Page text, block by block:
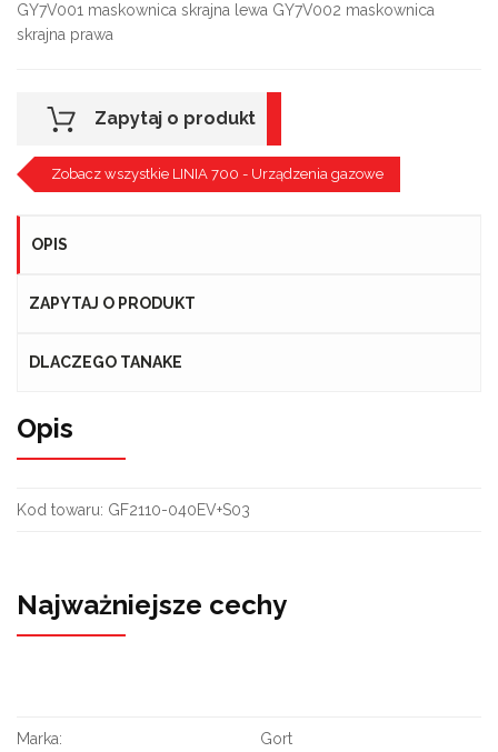
GY7V001 maskownica skrajna lewa GY7V002 maskownica
skrajna prawa
Zapytaj o produkt
Zobacz wszystkie LINIA 700 - Urządzenia gazowe
OPIS
ZAPYTAJ O PRODUKT
DLACZEGO TANAKE
Opis
Kod towaru: GF2110-040EV+S03
Najważniejsze cechy
Marka: Gort